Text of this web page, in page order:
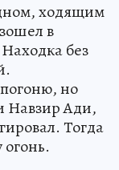
ходящим
в
без
но
Навзир Ади,
Тогда